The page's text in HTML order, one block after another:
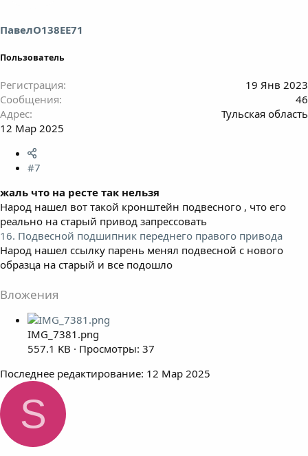
ПавелО138ЕЕ71
Пользователь
Регистрация
19 Янв 2023
Сообщения
46
Адрес
Тульская область
12 Мар 2025
#7
жаль что на ресте так нельзя
Народ нашел вот такой кронштейн подвесного , что его
реально на старый привод запрессовать
16. Подвесной подшипник переднего правого привода
Народ нашел ссылку парень менял подвесной с нового
образца на старый и все подошло
Вложения
IMG_7381.png
557.1 KB · Просмотры: 37
Последнее редактирование: 12 Мар 2025
S